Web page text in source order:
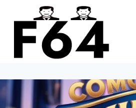
para